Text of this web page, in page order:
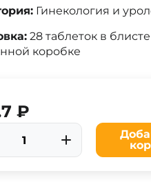
Гинекология и
28 таблеток в
коробке
₽